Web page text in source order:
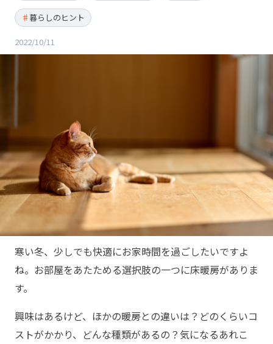
暮らしのヒント
2022/10/11
寒い冬、少しでも快適にお家時間を過ごしたいですよ
ね。お部屋をあたためる選択肢の一つに床暖房がありま
す。
興味はあるけど、ほかの暖房との違いは？どのくらいコ
ストがかかり、どんな種類があるの？気になるあれこ